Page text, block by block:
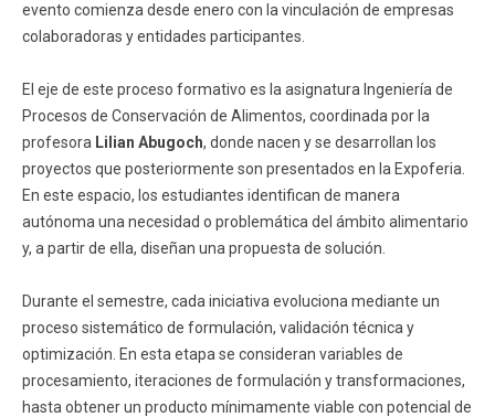
evento comienza desde enero con la vinculación de empresas
colaboradoras y entidades participantes.
El eje de este proceso formativo es la asignatura Ingeniería de
Procesos de Conservación de Alimentos, coordinada por la
profesora Lilian Abugoch, donde nacen y se desarrollan los
proyectos que posteriormente son presentados en la Expoferia.
En este espacio, los estudiantes identifican de manera
autónoma una necesidad o problemática del ámbito alimentario
y, a partir de ella, diseñan una propuesta de solución.
Durante el semestre, cada iniciativa evoluciona mediante un
proceso sistemático de formulación, validación técnica y
optimización. En esta etapa se consideran variables de
procesamiento, iteraciones de formulación y transformaciones,
hasta obtener un producto mínimamente viable con potencial de